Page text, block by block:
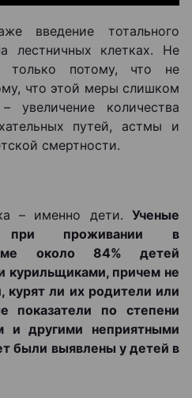
введение тотального
лестничных клетках. Не
только потому, что не
что этой меры слишком
увеличение количества
путей, астмы и
смертности.
– именно дети. Ученые
при проживании в
около 84% детей
курильщиками, причем не
курят ли их родители или
показатели по степени
и другими неприятными
были выявлены у детей в